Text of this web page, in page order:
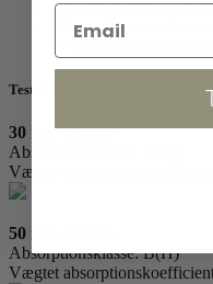
Store formater leveres
Mindre formater
Test & Akustisk funktionalitet
30 mm ramme
Absorptionsklasse: B(H)
Vægtet
50 mm ramme
Absorptionsklasse: B(H)
Vægtet